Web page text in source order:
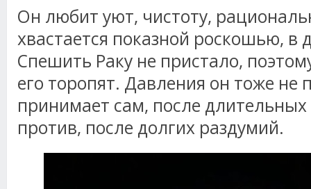
Он любит уют, чистоту,
хвастается показной роскошью, в
Спешить Раку не пристало,
его торопят. Давления он тоже
принимает сам, после
против, после долгих раздумий.